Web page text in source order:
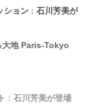
ョン ː 石川芳美が
大地 Paris-Tokyo
ː 石川芳美が登場